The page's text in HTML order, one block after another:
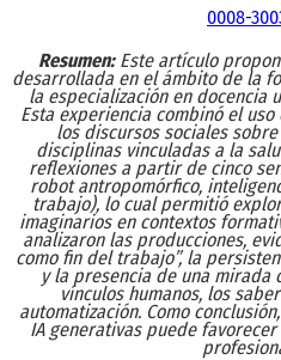
0008-
Resumen:Este artículo
desarrollada en el ámbito de la
la especialización en docencia
Esta experiencia combinó el
los discursos sociales
disciplinas vinculadas a la
reflexiones a partir de cinco
robot antropomórfico,
trabajo), lo cual permitió
imaginarios en contextos
analizaron las producciones,
como fin del trabajo”, la
y la presencia de una
vínculos humanos, los
automatización. Como
IA generativas puede